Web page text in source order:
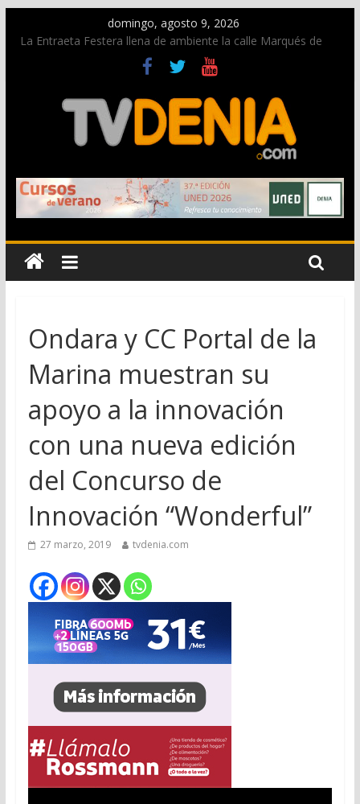
domingo, agosto 9, 2026
La Entraeta Festera llena de ambiente la calle Marqués de
Campo con la recepción a la Capitanía Cristiana
Dos personas fallecen en un grave accidente en la N-332
entre Benissa y Calp
Una nueva oportunidad para donar sangre en Cruz Roja
El bando moro protagonista en la Segunda Entraeta Festera
Paco Adsuar dona al Arxiu de Dénia más de 50.000 imágenes
de la memoria visual de la ciudad
Ondara y CC Portal de la
Marina muestran su
apoyo a la innovación
con una nueva edición
del Concurso de
Innovación “Wonderful”
27 marzo, 2019 tvdenia.com